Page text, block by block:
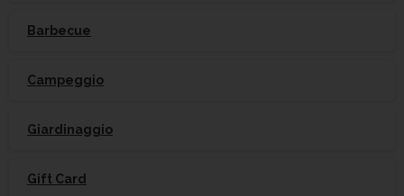
Barbecue
Campeggio
Giardinaggio
Gift Card